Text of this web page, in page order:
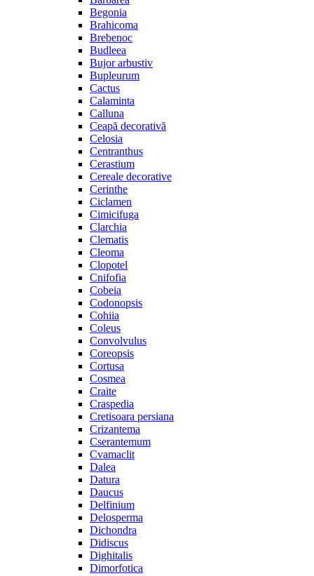
Begonia
Brahicoma
Brebenoc
Budleea
Bujor arbustiv
Bupleurum
Cactus
Calaminta
Calluna
Ceapă decorativă
Celosia
Centranthus
Cerastium
Cereale decorative
Cerinthe
Ciclamen
Cimicifuga
Clarchia
Clematis
Cleoma
Clopotel
Cnifofia
Cobeia
Codonopsis
Cohiia
Coleus
Convolvulus
Coreopsis
Cortusa
Cosmea
Craite
Craspedia
Cretisoara persiana
Crizantema
Cserantemum
Cvamaclit
Dalea
Datura
Daucus
Delfinium
Delosperma
Dichondra
Didiscus
Dighitalis
Dimorfotica